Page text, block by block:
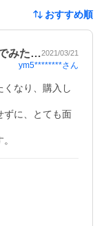
おすすめ順
みた…2021/03/21
ym5********さん
なり、購入し
ずに、とても面